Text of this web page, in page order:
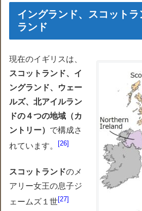
イングランド、スコット
ランド
現在のイギリスは、
スコットランド、イ
ングランド、ウェー
ルズ、北アイルラン
ドの４つの地域（カ
ントリー） で構成さ
れています。
26
スコットランドのメ
アリー女王の息子ジ
ェームズ１世 27